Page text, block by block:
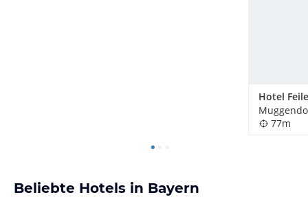
Hotel
77m
Beliebte Hotels in Bayern